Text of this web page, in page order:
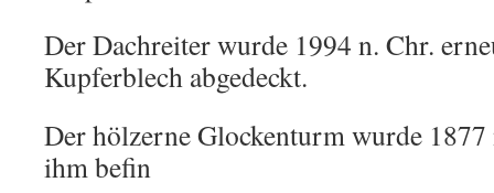
Der Dachreiter wurde 1994 n. Chr.
Kupferblech abgedeckt.
Der hölzerne Glockenturm wurde 1877
ihm befin